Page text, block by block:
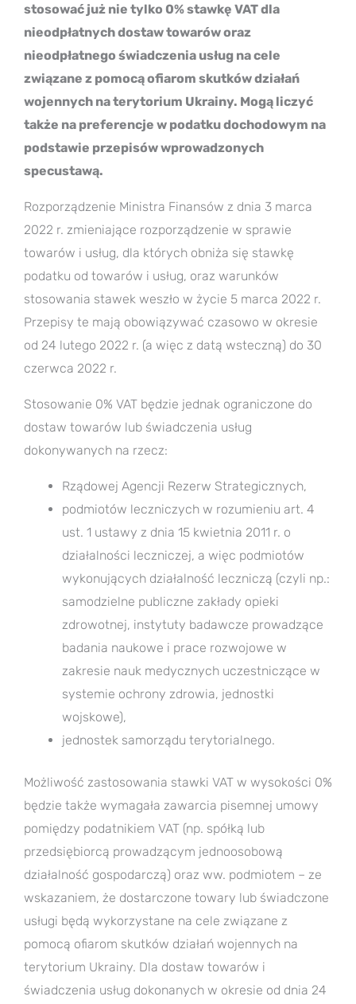
stosować już nie tylko 0% stawkę VAT dla
nieodpłatnych dostaw towarów oraz
nieodpłatnego świadczenia usług na cele
związane z pomocą ofiarom skutków działań
wojennych na terytorium Ukrainy. Mogą liczyć
także na preferencje w podatku dochodowym na
podstawie przepisów wprowadzonych
specustawą.
Rozporządzenie Ministra Finansów z dnia 3 marca
2022 r. zmieniające rozporządzenie w sprawie
towarów i usług, dla których obniża się stawkę
podatku od towarów i usług, oraz warunków
stosowania stawek weszło w życie 5 marca 2022 r.
Przepisy te mają obowiązywać czasowo w okresie
od 24 lutego 2022 r. (a więc z datą wsteczną) do 30
czerwca 2022 r.
Stosowanie 0% VAT będzie jednak ograniczone do
dostaw towarów lub świadczenia usług
dokonywanych na rzecz:
Rządowej Agencji Rezerw Strategicznych,
podmiotów leczniczych w rozumieniu art. 4
ust. 1 ustawy z dnia 15 kwietnia 2011 r. o
działalności leczniczej, a więc podmiotów
wykonujących działalność leczniczą (czyli np.:
samodzielne publiczne zakłady opieki
zdrowotnej, instytuty badawcze prowadzące
badania naukowe i prace rozwojowe w
zakresie nauk medycznych uczestniczące w
systemie ochrony zdrowia, jednostki
wojskowe),
jednostek samorządu terytorialnego.
Możliwość zastosowania stawki VAT w wysokości 0%
będzie także wymagała zawarcia pisemnej umowy
pomiędzy podatnikiem VAT (np. spółką lub
przedsiębiorcą prowadzącym jednoosobową
działalność gospodarczą) oraz ww. podmiotem – ze
wskazaniem, że dostarczone towary lub świadczone
usługi będą wykorzystane na cele związane z
pomocą ofiarom skutków działań wojennych na
terytorium Ukrainy. Dla dostaw towarów i
świadczenia usług dokonanych w okresie od dnia 24